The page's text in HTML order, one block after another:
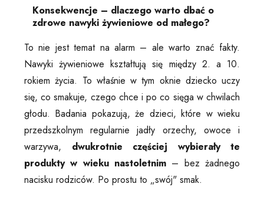
Konsekwencje – dlaczego warto dbać o
zdrowe nawyki żywieniowe od małego?
To nie jest temat na alarm – ale warto znać fakty.
Nawyki żywieniowe kształtują się między 2. a 10.
rokiem życia. To właśnie w tym oknie dziecko uczy
się, co smakuje, czego chce i po co sięga w chwilach
głodu. Badania pokazują, że dzieci, które w wieku
przedszkolnym regularnie jadły orzechy, owoce i
warzywa, dwukrotnie częściej wybierały te
produkty w wieku nastoletnim – bez żadnego
nacisku rodziców. Po prostu to „swój" smak.